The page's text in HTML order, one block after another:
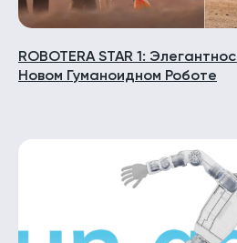
ROBOTERA STAR 1:
Новом Гуманоидном Роботе